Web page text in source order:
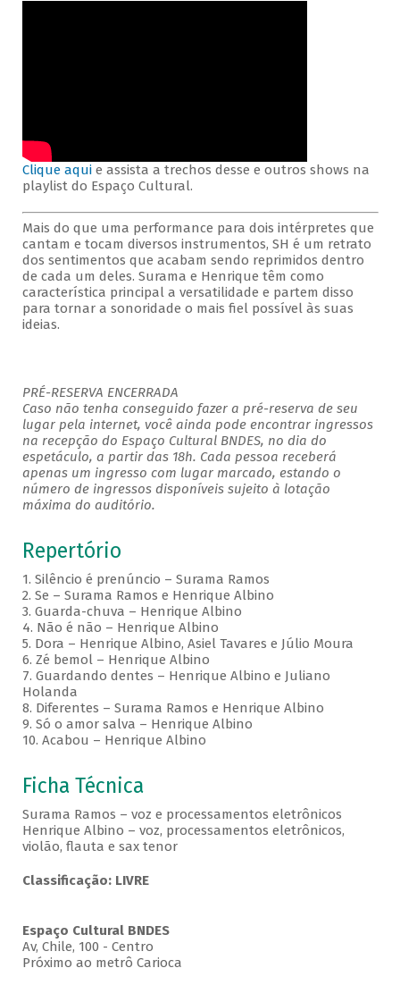
Clique aquie assista a trechos desse e outros shows na
playlist do Espaço Cultural.
Mais do que uma performance para dois intérpretes que
cantam e tocam diversos instrumentos, SH é um retrato
dos sentimentos que acabam sendo reprimidos dentro
de cada um deles. Surama e Henrique têm como
característica principal a versatilidade e partem disso
para tornar a sonoridade o mais fiel possível às suas
ideias.
PRÉ-RESERVA ENCERRADA
Caso não tenha conseguido fazer a pré-reserva de seu
lugar pela internet, você ainda pode encontrar ingressos
na recepção do Espaço Cultural BNDES, no dia do
espetáculo, a partir das 18h. Cada pessoa receberá
apenas um ingresso com lugar marcado, estando o
número de ingressos disponíveis sujeito à lotação
máxima do auditório.
Repertório
1. Silêncio é prenúncio – Surama Ramos
2. Se – Surama Ramos e Henrique Albino
3. Guarda-chuva – Henrique Albino
4. Não é não – Henrique Albino
5. Dora – Henrique Albino, Asiel Tavares e Júlio Moura
6. Zé bemol – Henrique Albino
7. Guardando dentes – Henrique Albino e Juliano
Holanda
8. Diferentes – Surama Ramos e Henrique Albino
9. Só o amor salva – Henrique Albino
10. Acabou – Henrique Albino
Ficha Técnica
Surama Ramos – voz e processamentos eletrônicos
Henrique Albino – voz, processamentos eletrônicos,
violão, flauta e sax tenor
Classificação: LIVRE
Espaço Cultural BNDES
Av, Chile, 100 - Centro
Próximo ao metrô Carioca